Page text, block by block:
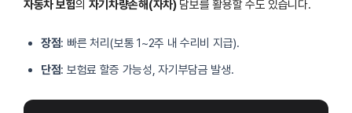
자동차 보험의 자기차량손해(자차)담보를 활용할 수도 있습니다.
장점: 빠른 처리(보통 1~2주 내 수리비 지급).
단점: 보험료 할증 가능성, 자기부담금 발생.